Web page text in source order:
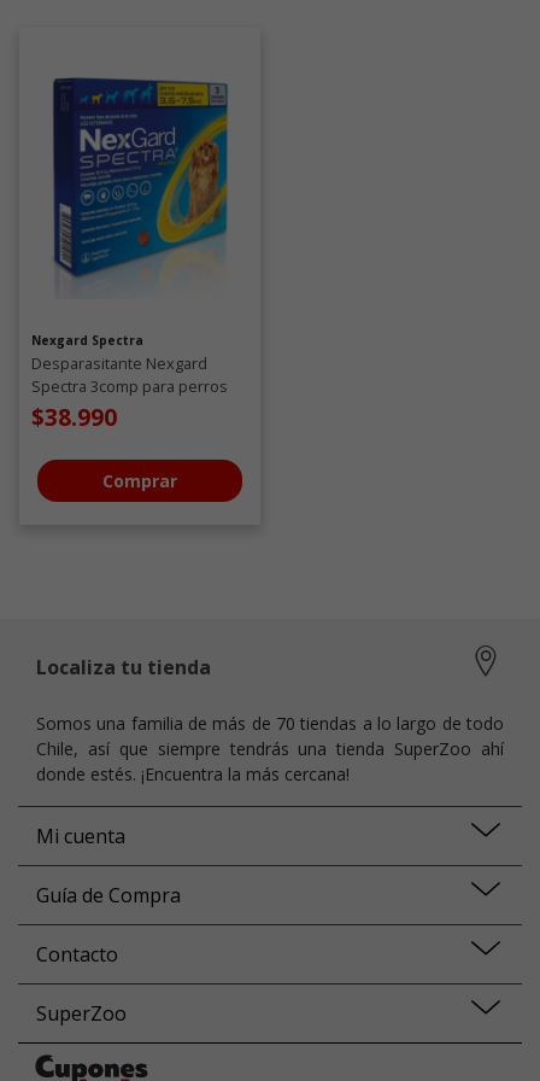
Nexgard Spectra
Desparasitante Nexgard
Spectra 3comp para perros
de 3,6 a 7,5 KG
$38.990
Comprar
Localiza tu tienda
Somos una familia de más de 70 tiendas a lo largo de todo
Chile, así que siempre tendrás una tienda SuperZoo ahí
donde estés. ¡Encuentra la más cercana!
Mi cuenta
Guía de Compra
Contacto
SuperZoo